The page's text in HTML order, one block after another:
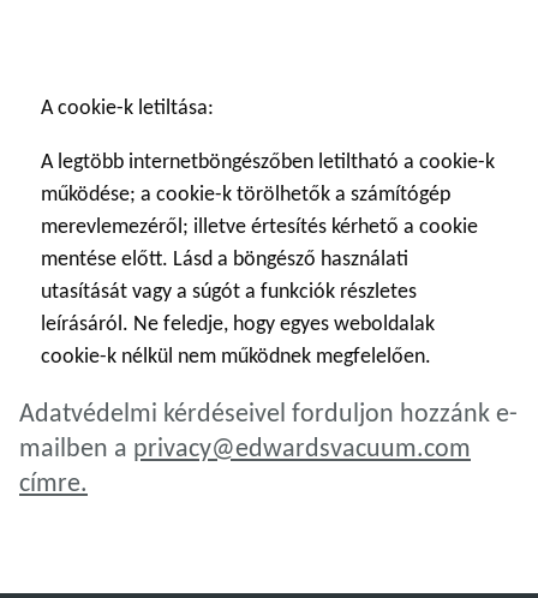
A cookie-k letiltása:
A legtöbb internetböngészőben letiltható a cookie-k
működése; a cookie-k törölhetők a számítógép
merevlemezéről; illetve értesítés kérhető a cookie
mentése előtt. Lásd a böngésző használati
utasítását vagy a súgót a funkciók részletes
leírásáról. Ne feledje, hogy egyes weboldalak
cookie-k nélkül nem működnek megfelelően.
Adatvédelmi kérdéseivel forduljon hozzánk e-
mailben a privacy@edwardsvacuum.com
címre.